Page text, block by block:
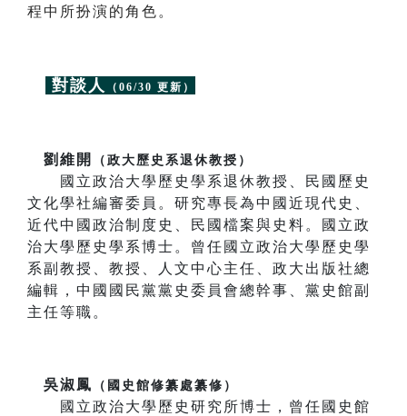
程中所扮演的角色。
對談人 （06/30 更新）
劉維開 （政大歷史系退休教授）
國立政治大學歷史學系退休教授、民國歷史
文化學社編審委員。研究專長為中國近現代史、
近代中國政治制度史、民國檔案與史料。國立政
治大學歷史學系博士。曾任國立政治大學歷史學
系副教授、教授、人文中心主任、政大出版社總
編輯，中國國民黨黨史委員會總幹事、黨史館副
主任等職。
吳淑鳳 （國史館修纂處纂修）
國立政治大學歷史研究所博士，曾任國史館